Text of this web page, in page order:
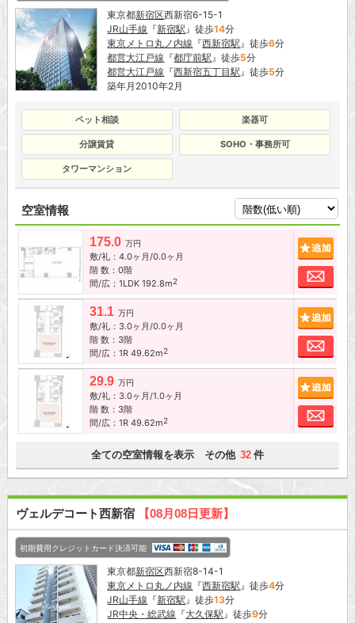
東京都新宿区西新宿6-15-1
JR山手線 『新宿駅』徒歩14分
東京メトロ丸ノ内線 『西新宿駅』徒歩6分
都営大江戸線 『都庁前駅』徒歩5分
都営大江戸線 『西新宿五丁目駅』徒歩5分
築年月2010年2月
ペット相談 楽器可
分譲賃貸 SOHO・事務所可
タワーマンション
空室情報
175.0 万円
敷/礼：4.0ヶ月/0.0ヶ月
階 数：0階
間/広：1LDK 192.8m2
お
31.1 万円
敷/礼：3.0ヶ月/0.0ヶ月
階 数：3階
間/広：1R 49.62m2
お
29.9 万円
敷/礼：3.0ヶ月/1.0ヶ月
階 数：3階
間/広：1R 49.62m2
お
全ての空室情報を表示 その他 32 件
ヴェルデコート西新宿 【08月08日更新】
初期費用クレジットカード決済可能
東京都新宿区西新宿8-14-1
東京メトロ丸ノ内線 『西新宿駅』徒歩4分
JR山手線 『新宿駅』徒歩13分
JR中央・総武線 『大久保駅』徒歩9分